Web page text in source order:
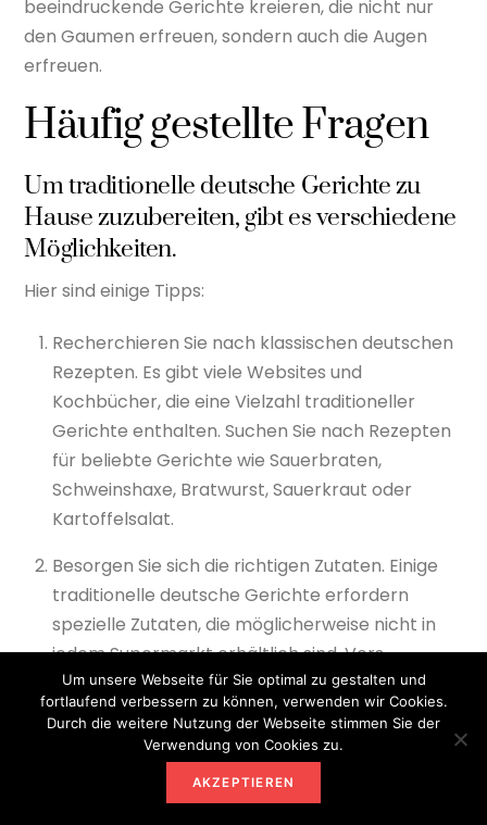
beeindruckende Gerichte kreieren, die nicht nur
den Gaumen erfreuen, sondern auch die Augen
erfreuen.
Häufig gestellte Fragen
Um traditionelle deutsche Gerichte zu
Hause zuzubereiten, gibt es verschiedene
Möglichkeiten.
Hier sind einige Tipps:
Recherchieren Sie nach klassischen deutschen
Rezepten. Es gibt viele Websites und
Kochbücher, die eine Vielzahl traditioneller
Gerichte enthalten. Suchen Sie nach Rezepten
für beliebte Gerichte wie Sauerbraten,
Schweinshaxe, Bratwurst, Sauerkraut oder
Kartoffelsalat.
Besorgen Sie sich die richtigen Zutaten. Einige
traditionelle deutsche Gerichte erfordern
spezielle Zutaten, die möglicherweise nicht in
jedem Supermarkt erhältlich sind. Vers
Um traditionelle deutsche Gerichte zu Hause
zuzubereiten, gibt es einige wichtige Überlegungen.
Erstens, wenn Sie einen veganen Ansatz
Um unsere Webseite für Sie optimal zu gestalten und
fortlaufend verbessern zu können, verwenden wir Cookies.
Durch die weitere Nutzung der Webseite stimmen Sie der
Verwendung von Cookies zu.
AKZEPTIEREN